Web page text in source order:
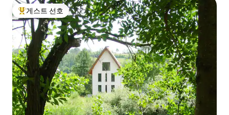
상위 게스트 선호
게스트 선호